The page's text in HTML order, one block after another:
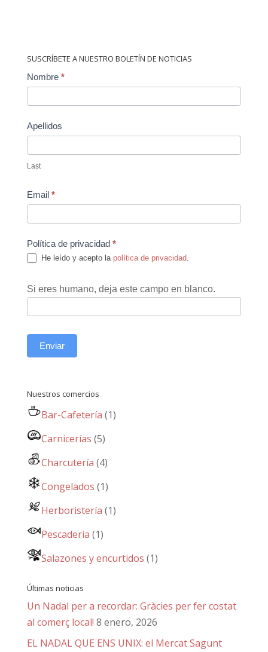
SUSCRÍBETE A NUESTRO BOLETÍN DE NOTICIAS
Contact
Nombre *
Apellidos
Last
Email *
Política de privacidad *
He leído y acepto la política de privacidad.
Si eres humano, deja este campo en blanco.
Enviar
Nuestros comercios
Bar-Cafetería (1)
Carnicerías (5)
Charcutería (4)
Congelados (1)
Herboristería (1)
Pescaderia (1)
Salazones y encurtidos (1)
Últimas noticias
Un Nadal per a recordar: Gràcies per fer costat
al comerç local! 8 enero, 2026
EL NADAL QUE ENS UNIX: el Mercat Sagunt